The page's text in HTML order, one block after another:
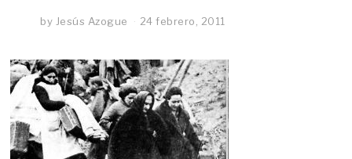
by Jesús Azogue 24 febrero, 2011